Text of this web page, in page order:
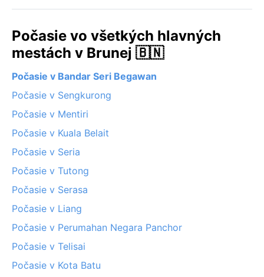
Počasie vo všetkých hlavných
mestách v Brunej 🇧🇳
Počasie v Bandar Seri Begawan
Počasie v Sengkurong
Počasie v Mentiri
Počasie v Kuala Belait
Počasie v Seria
Počasie v Tutong
Počasie v Serasa
Počasie v Liang
Počasie v Perumahan Negara Panchor
Počasie v Telisai
Počasie v Kota Batu